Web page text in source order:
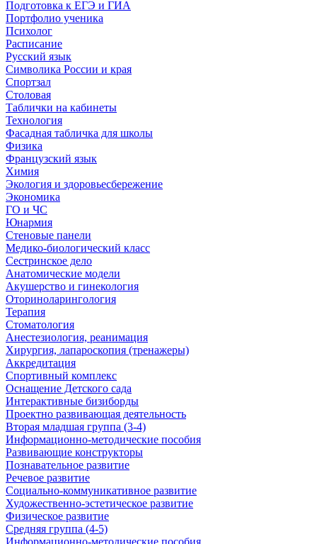
Подготовка к ЕГЭ и ГИА
Портфолио ученика
Психолог
Расписание
Русский язык
Символика России и края
Спортзал
Столовая
Таблички на кабинеты
Технология
Фасадная табличка для школы
Физика
Французский язык
Химия
Экология и здоровьесбережение
Экономика
ГО и ЧС
Юнармия
Стеновые панели
Медико-биологический класс
Сестринское дело
Анатомические модели
Акушерство и гинекология
Оториноларингология
Терапия
Стоматология
Анестезиология, реанимация
Хирургия, лапароскопия (тренажеры)
Аккредитация
Спортивный комплекс
Оснащение Детского сада
Интерактивные бизиборды
Проектно развивающая деятельность
Вторая младшая группа (3-4)
Информационно-методические пособия
Развивающие конструкторы
Познавательное развитие
Речевое развитие
Социально-коммуникативное развитие
Художественно-эстетическое развитие
Физическое развитие
Средняя группа (4-5)
Информационно-методические пособия